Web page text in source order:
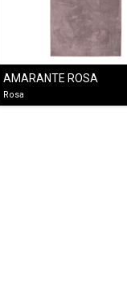
AMARANTE ROSA
Rosa